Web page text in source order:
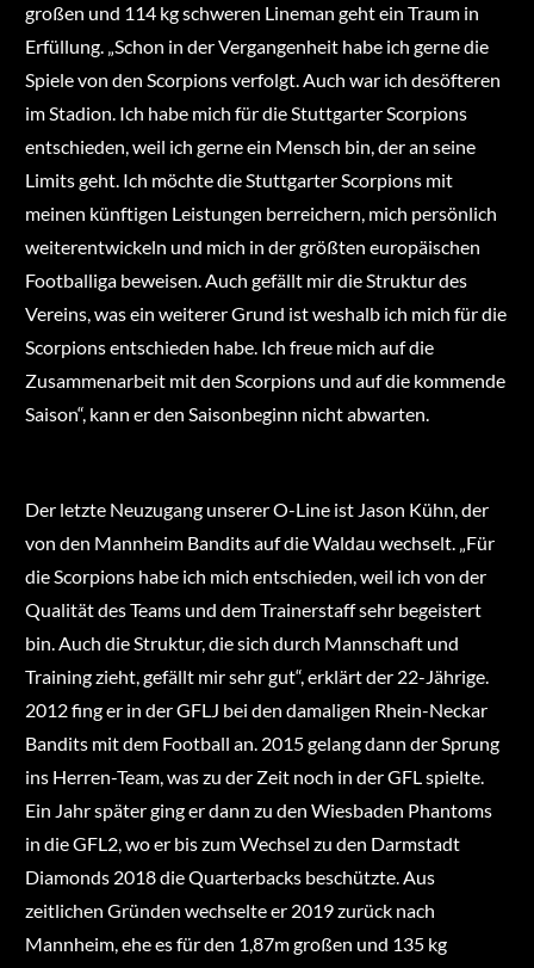
großen und 114 kg schweren Lineman geht ein Traum in
Erfüllung. „Schon in der Vergangenheit habe ich gerne die
Spiele von den Scorpions verfolgt. Auch war ich desöfteren
im Stadion. Ich habe mich für die Stuttgarter Scorpions
entschieden, weil ich gerne ein Mensch bin, der an seine
Limits geht. Ich möchte die Stuttgarter Scorpions mit
meinen künftigen Leistungen berreichern, mich persönlich
weiterentwickeln und mich in der größten europäischen
Footballiga beweisen. Auch gefällt mir die Struktur des
Vereins, was ein weiterer Grund ist weshalb ich mich für die
Scorpions entschieden habe. Ich freue mich auf die
Zusammenarbeit mit den Scorpions und auf die kommende
Saison“, kann er den Saisonbeginn nicht abwarten.
Der letzte Neuzugang unserer O-Line ist Jason Kühn, der
von den Mannheim Bandits auf die Waldau wechselt. „Für
die Scorpions habe ich mich entschieden, weil ich von der
Qualität des Teams und dem Trainerstaff sehr begeistert
bin. Auch die Struktur, die sich durch Mannschaft und
Training zieht, gefällt mir sehr gut“, erklärt der 22-Jährige.
2012 fing er in der GFLJ bei den damaligen Rhein-Neckar
Bandits mit dem Football an. 2015 gelang dann der Sprung
ins Herren-Team, was zu der Zeit noch in der GFL spielte.
Ein Jahr später ging er dann zu den Wiesbaden Phantoms
in die GFL2, wo er bis zum Wechsel zu den Darmstadt
Diamonds 2018 die Quarterbacks beschützte. Aus
zeitlichen Gründen wechselte er 2019 zurück nach
Mannheim, ehe es für den 1,87m großen und 135 kg